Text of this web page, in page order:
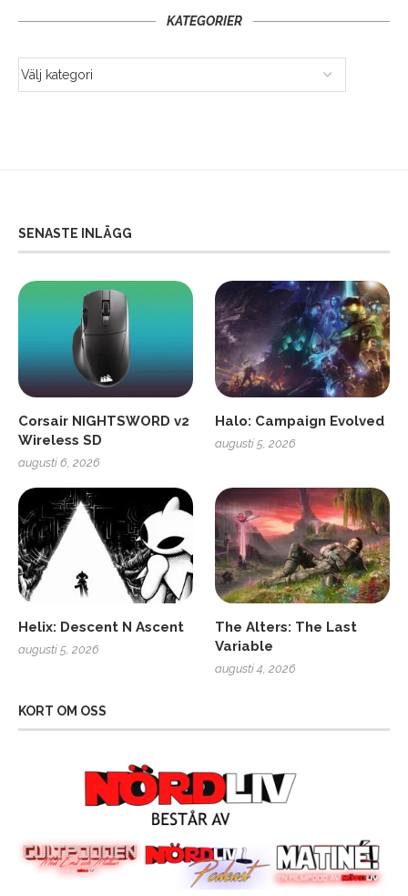
KATEGORIER
SENASTE INLÄGG
Corsair NIGHTSWORD v2
Wireless SD
augusti 6, 2026
Halo: Campaign Evolved
augusti 5, 2026
Helix: Descent N Ascent
augusti 5, 2026
The Alters: The Last
Variable
augusti 4, 2026
KORT OM OSS